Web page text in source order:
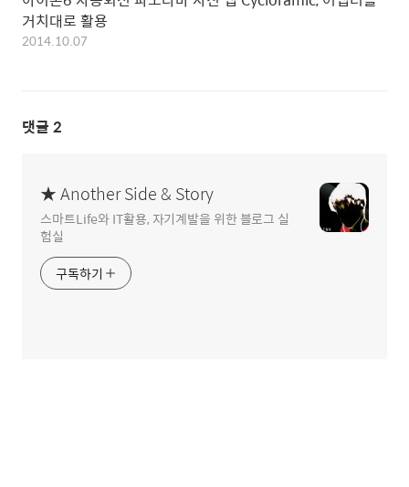
거치대로 활용
2014.10.07
댓글 2
★ Another Side & Story
스마트Life와 IT활용, 자기계발을 위한 블로그 실
험실
구독하기